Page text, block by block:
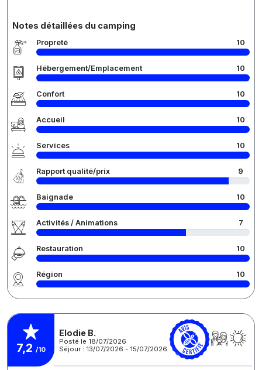
Notes détaillées du camping
Propreté 10
Hébergement/Emplacement 10
Confort 10
Accueil 10
Services 10
Rapport qualité/prix 9
Baignade 10
Activités / Animations 7
Restauration 10
Région 10
7,2 /10
Elodie B.
Posté le 18/07/2026
Séjour : 13/07/2026 - 15/07/2026